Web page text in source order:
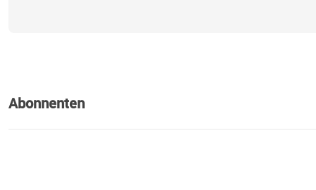
Abonnenten